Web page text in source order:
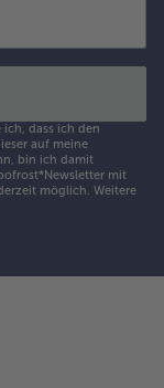
dass ich den
auf meine
bin ich damit
mit
möglich. Weitere